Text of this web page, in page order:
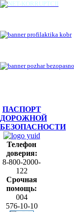
ПАСПОРТ
ДОРОЖНОЙ
БЕЗОПАСНОСТИ
Телефон
доверия:
8-800-2000-
122
Срочная
помощь:
004
576-10-10